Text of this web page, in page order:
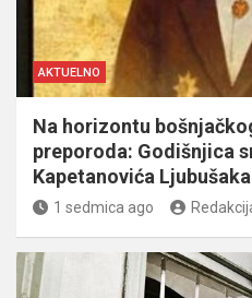
AKTUELNO
Na horizontu
preporoda: Godišnjica
Kapetanovića
1 sedmica ago